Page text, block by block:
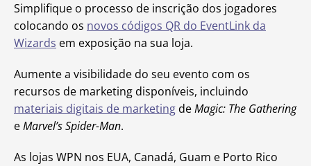
Simplifique o processo de inscrição dos jogadores
colocando os novos códigos QR do EventLink da
Wizards em exposição na sua loja.
Aumente a visibilidade do seu evento com os
recursos de marketing disponíveis, incluindo
materiais digitais de marketing deMagic: The Gathering
eMarvel’s Spider-Man.
As lojas WPN nos EUA, Canadá, Guam e Porto Rico